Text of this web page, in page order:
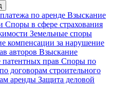
по аренде Взыскание
Споры в сфере страхования
Земельные споры
компенсации за нарушение
авторов Взыскание
прав Споры по
договорам строительного
аренды Защита деловой